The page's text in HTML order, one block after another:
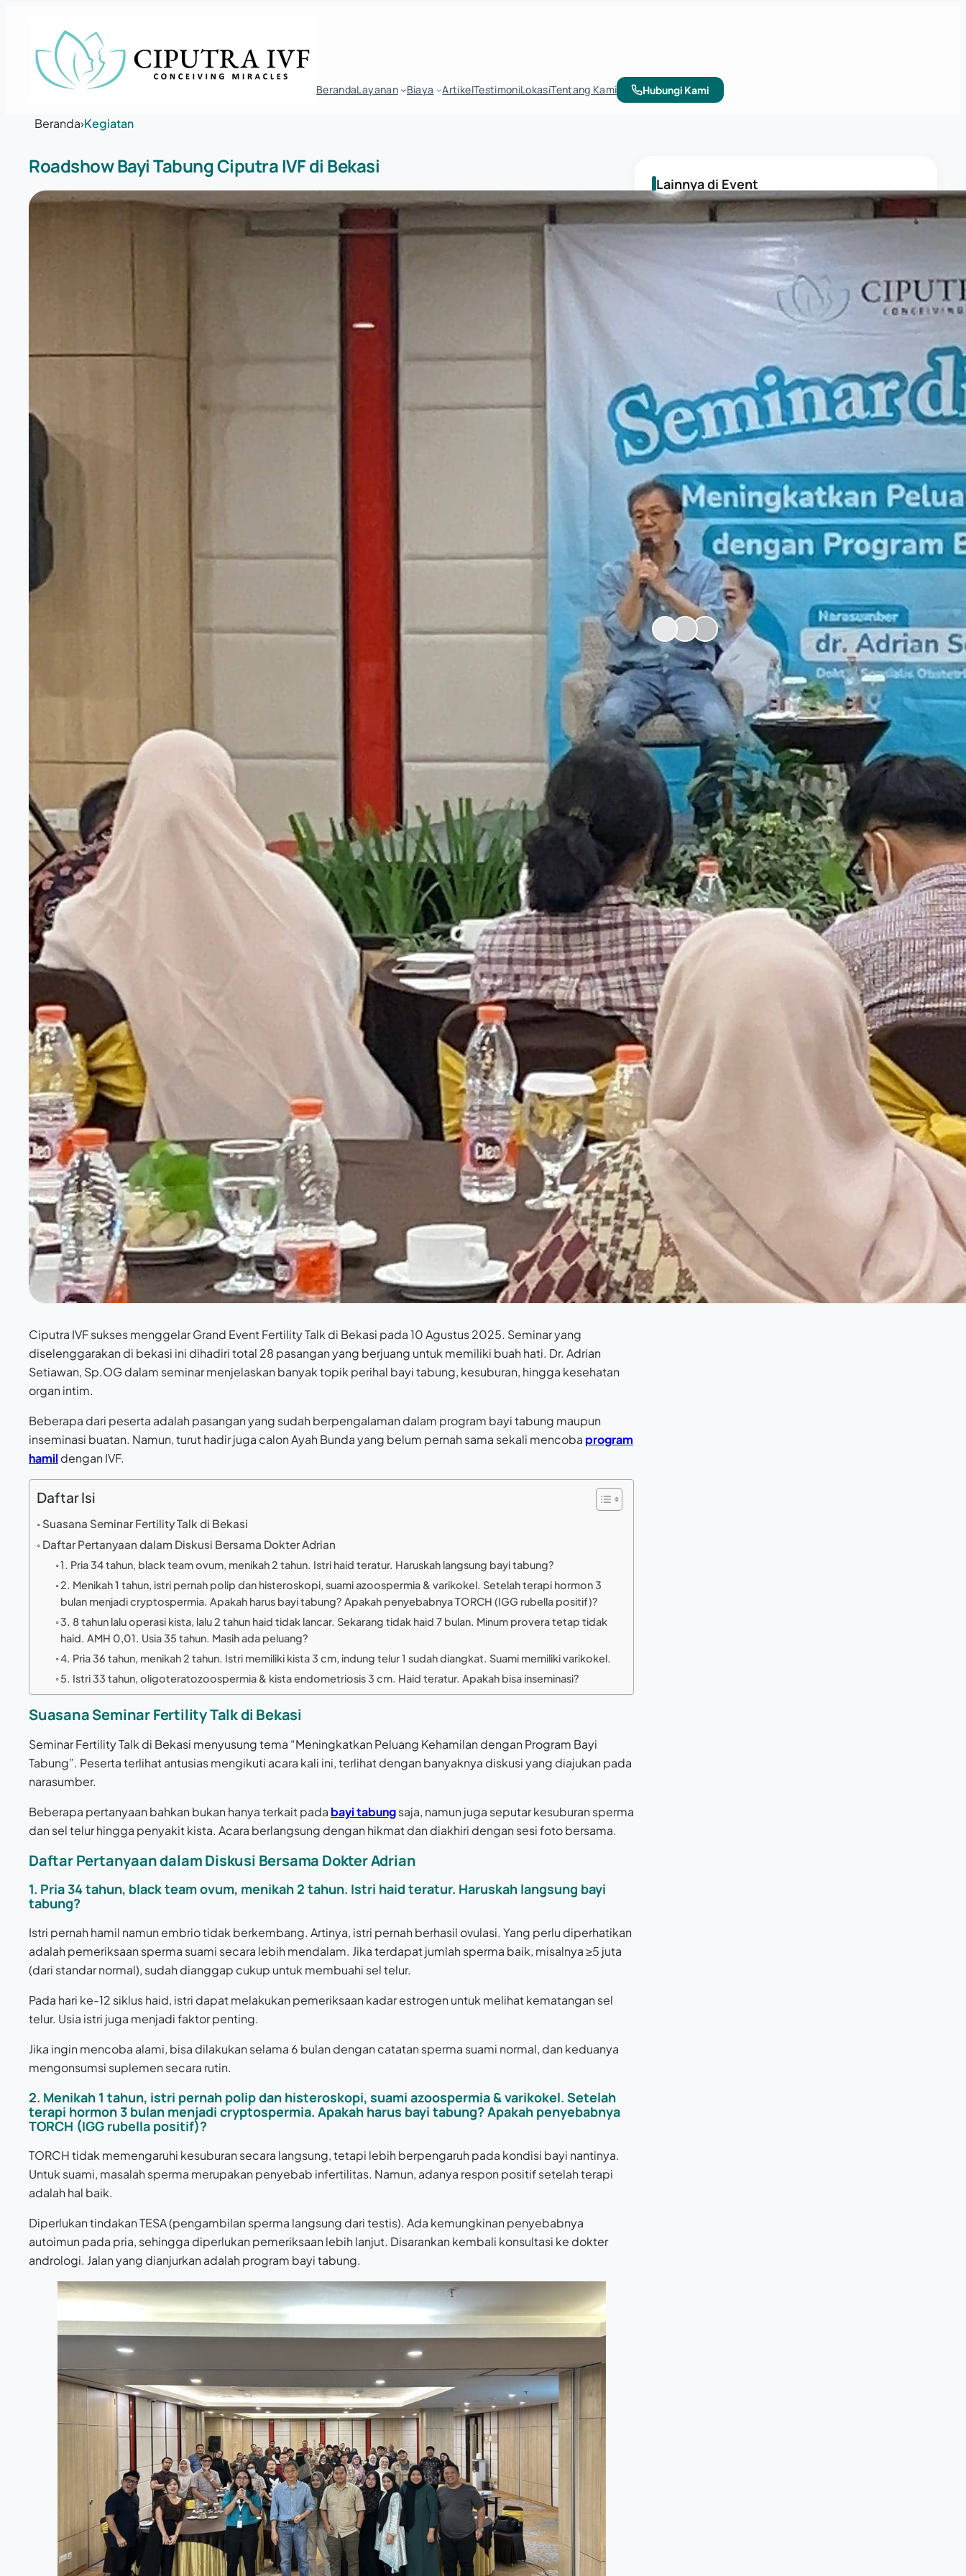
BerandaLayanan Biaya ArtikelTestimoniLokasiTentang Kami Hubungi Kami
Beranda›Kegiatan
Roadshow Bayi Tabung Ciputra IVF di Bekasi
Ciputra IVF sukses menggelar Grand Event Fertility Talk di Bekasi pada 10 Agustus 2025. Seminar yang
diselenggarakan di bekasi ini dihadiri total 28 pasangan yang berjuang untuk memiliki buah hati. Dr. Adrian
Setiawan, Sp.OG dalam seminar menjelaskan banyak topik perihal bayi tabung, kesuburan, hingga kesehatan
organ intim.
Beberapa dari peserta adalah pasangan yang sudah berpengalaman dalam program bayi tabung maupun
inseminasi buatan. Namun, turut hadir juga calon Ayah Bunda yang belum pernah sama sekali mencoba program
hamil dengan IVF.
Daftar Isi
Suasana Seminar Fertility Talk di Bekasi
Daftar Pertanyaan dalam Diskusi Bersama Dokter Adrian
1. Pria 34 tahun, black team ovum, menikah 2 tahun. Istri haid teratur. Haruskah langsung bayi tabung?
2. Menikah 1 tahun, istri pernah polip dan histeroskopi, suami azoospermia & varikokel. Setelah terapi hormon 3
bulan menjadi cryptospermia. Apakah harus bayi tabung? Apakah penyebabnya TORCH (IGG rubella positif)?
3. 8 tahun lalu operasi kista, lalu 2 tahun haid tidak lancar. Sekarang tidak haid 7 bulan. Minum provera tetap tidak
haid. AMH 0,01. Usia 35 tahun. Masih ada peluang?
4. Pria 36 tahun, menikah 2 tahun. Istri memiliki kista 3 cm, indung telur 1 sudah diangkat. Suami memiliki varikokel.
5. Istri 33 tahun, oligoteratozoospermia & kista endometriosis 3 cm. Haid teratur. Apakah bisa inseminasi?
Suasana Seminar Fertility Talk di Bekasi
Seminar Fertility Talk di Bekasi menyusung tema “Meningkatkan Peluang Kehamilan dengan Program Bayi
Tabung”. Peserta terlihat antusias mengikuti acara kali ini, terlihat dengan banyaknya diskusi yang diajukan pada
narasumber.
Beberapa pertanyaan bahkan bukan hanya terkait pada bayi tabungsaja, namun juga seputar kesuburan sperma
dan sel telur hingga penyakit kista. Acara berlangsung dengan hikmat dan diakhiri dengan sesi foto bersama.
Daftar Pertanyaan dalam Diskusi Bersama Dokter Adrian
1. Pria 34 tahun, black team ovum, menikah 2 tahun. Istri haid teratur. Haruskah langsung bayi
tabung?
Istri pernah hamil namun embrio tidak berkembang. Artinya, istri pernah berhasil ovulasi. Yang perlu diperhatikan
adalah pemeriksaan sperma suami secara lebih mendalam. Jika terdapat jumlah sperma baik, misalnya ≥5 juta
(dari standar normal), sudah dianggap cukup untuk membuahi sel telur.
Pada hari ke-12 siklus haid, istri dapat melakukan pemeriksaan kadar estrogen untuk melihat kematangan sel
telur. Usia istri juga menjadi faktor penting.
Jika ingin mencoba alami, bisa dilakukan selama 6 bulan dengan catatan sperma suami normal, dan keduanya
mengonsumsi suplemen secara rutin.
2. Menikah 1 tahun, istri pernah polip dan histeroskopi, suami azoospermia & varikokel. Setelah
terapi hormon 3 bulan menjadi cryptospermia. Apakah harus bayi tabung? Apakah penyebabnya
TORCH (IGG rubella positif)?
TORCH tidak memengaruhi kesuburan secara langsung, tetapi lebih berpengaruh pada kondisi bayi nantinya.
Untuk suami, masalah sperma merupakan penyebab infertilitas. Namun, adanya respon positif setelah terapi
adalah hal baik.
Diperlukan tindakan TESA (pengambilan sperma langsung dari testis). Ada kemungkinan penyebabnya
autoimun pada pria, sehingga diperlukan pemeriksaan lebih lanjut. Disarankan kembali konsultasi ke dokter
andrologi. Jalan yang dianjurkan adalah program bayi tabung.
Lainnya di Event
EVENT
Roadshow Bayi Tabung Ciputra IVF
di Depok
EVENT
Roadshow Bayi Tabung Ciputra IVF di
Sentul
Gunakan tools interaktif kami untuk memahami kondisi
kesuburan Anda.
AI Quiz Kesuburan
Kalkulator Kesuburan
Bergabung dengan 2rb+ Pasien
“Tim Ciputra IVF mendampingi kami setiap hari. Persiapan
yang mereka berikan sangat membantu mental kami.”
— Sarah & Andi